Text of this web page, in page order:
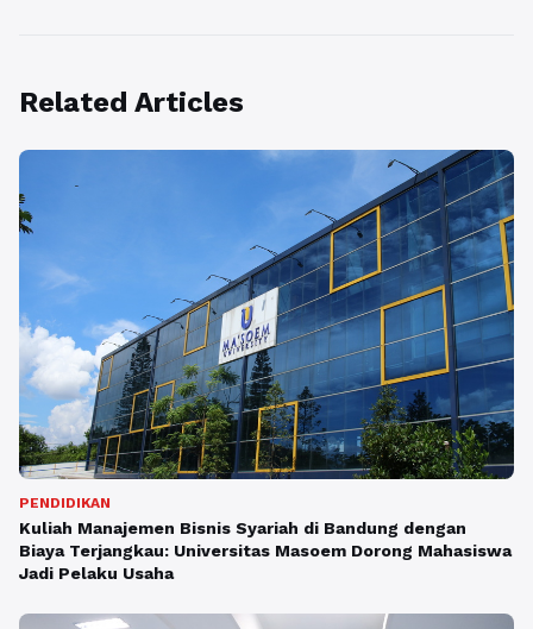
Related Articles
PENDIDIKAN
Kuliah Manajemen Bisnis Syariah di Bandung dengan
Biaya Terjangkau: Universitas Masoem Dorong Mahasiswa
Jadi Pelaku Usaha